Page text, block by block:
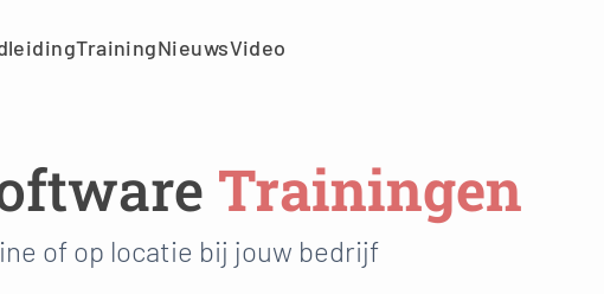
TrainingNieuwsVideo
Trainingen
of op locatie bij jouw bedrijf